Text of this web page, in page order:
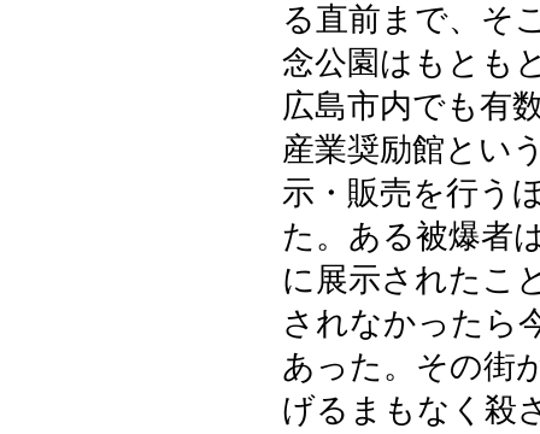
る直前まで、そ
念公園はもとも
広島市内でも有
産業奨励館とい
示・販売を行う
た。ある被爆者
に展示されたこ
されなかったら
あった。その街
げるまもなく殺